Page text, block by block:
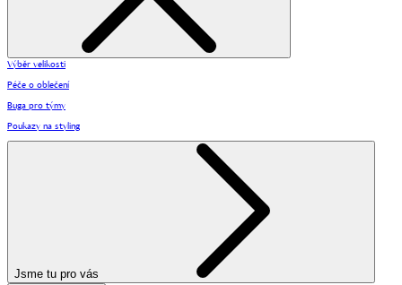
Výběr velikosti
Péče o oblečení
Buga pro týmy
Poukazy na styling
Jsme tu pro vás